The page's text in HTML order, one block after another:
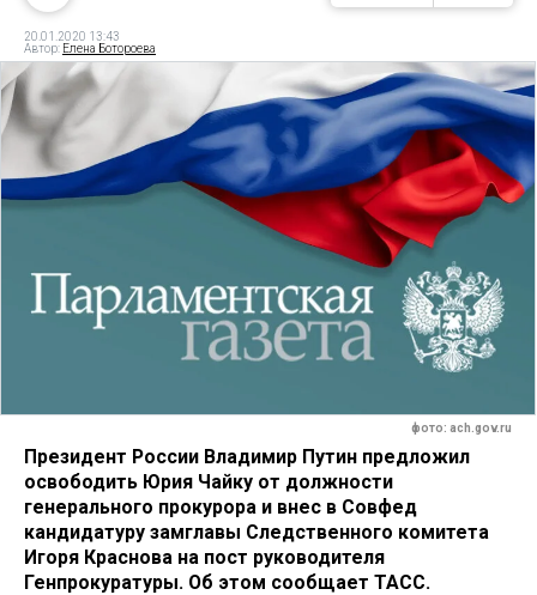
20.01.2020 13:43
Автор: Елена Ботороева
фото: ach.gov.ru
Президент России Владимир Путин предложил
освободить Юрия Чайку от должности
генерального прокурора и внес в Совфед
кандидатуру замглавы Следственного комитета
Игоря Краснова на пост руководителя
Генпрокуратуры. Об этом сообщает ТАСС.